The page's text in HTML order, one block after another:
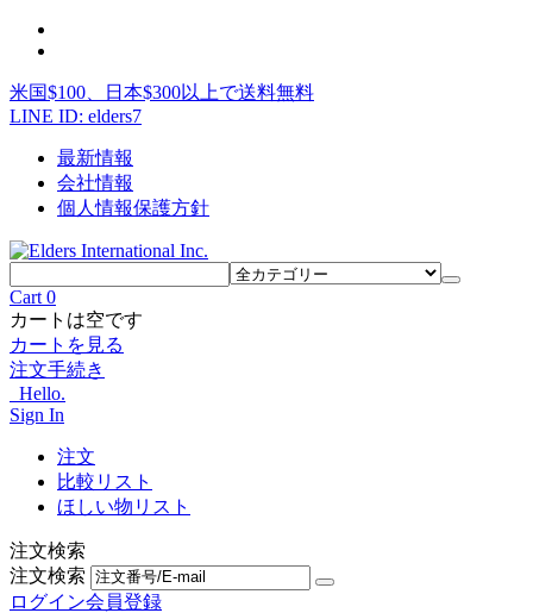
米国$100、日本$300以上で送料無料
LINE ID: elders7
最新情報
会社情報
個人情報保護方針
Cart 0
カートは空です
カートを見る
注文手続き
Hello.
Sign In
注文
比較リスト
ほしい物リスト
注文検索
注文検索
ログイン会員登録